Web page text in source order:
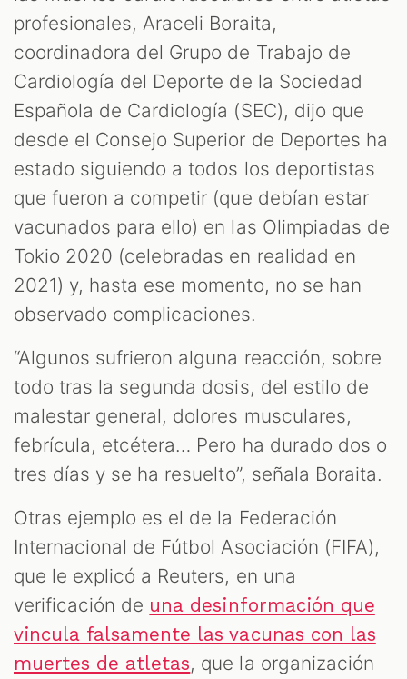
profesionales, Araceli Boraita,
coordinadora del Grupo de Trabajo de
Cardiología del Deporte de la Sociedad
Española de Cardiología (SEC), dijo que
desde el Consejo Superior de Deportes ha
estado siguiendo a todos los deportistas
que fueron a competir (que debían estar
vacunados para ello) en las Olimpiadas de
Tokio 2020 (celebradas en realidad en
2021) y, hasta ese momento, no se han
observado complicaciones.
“Algunos sufrieron alguna reacción, sobre
todo tras la segunda dosis, del estilo de
malestar general, dolores musculares,
febrícula, etcétera… Pero ha durado dos o
tres días y se ha resuelto”, señala Boraita.
Otras ejemplo es el de la Federación
Internacional de Fútbol Asociación (FIFA),
que le explicó a Reuters, en una
verificación de una desinformación que
vincula falsamente las vacunas con las
muertes de atletas, que la organización